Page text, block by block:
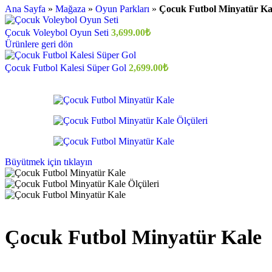
Ana Sayfa » Mağaza » Oyun Parkları » Çocuk Futbol Minyatür
Çocuk Voleybol Oyun Seti 3,699.00₺
Ürünlere geri dön
Çocuk Futbol Kalesi Süper Gol 2,699.00₺
Büyütmek için tıklayın
Çocuk Futbol Minyatür Kale